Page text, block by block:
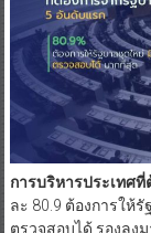
การบริหารประเทศ
ละ 80.9 ต้องการให้
ตรวจสอบได้ รองลง